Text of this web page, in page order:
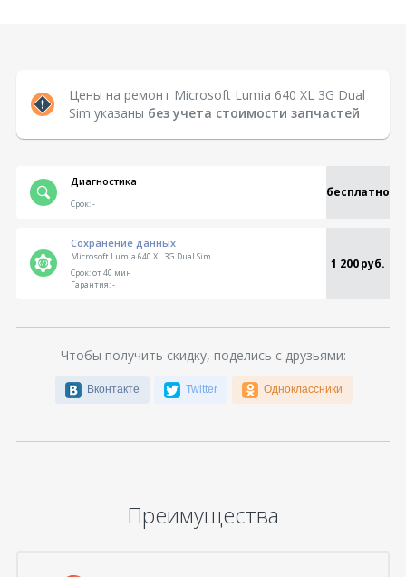
Цены на ремонт Microsoft Lumia 640 XL 3G Dual
Sim указаны без учета стоимости запчастей
Диагностика
бесплатно
Срок:-
Сохранение данных
Microsoft Lumia 640 XL 3G Dual Sim 1 200 руб.
Срок:от 40 мин
Гарантия:-
Чтобы получить скидку, поделись с друзьями:
Вконтакте Twitter Одноклассники
Преимущества